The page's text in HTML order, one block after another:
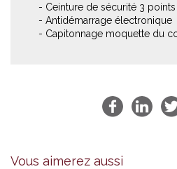
- Ceinture de sécurité 3
- Antidémarrage électronique
- Capitonnage moquette du
Vous aimerez aussi